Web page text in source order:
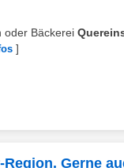
oder Bäckerei
]
Gerne